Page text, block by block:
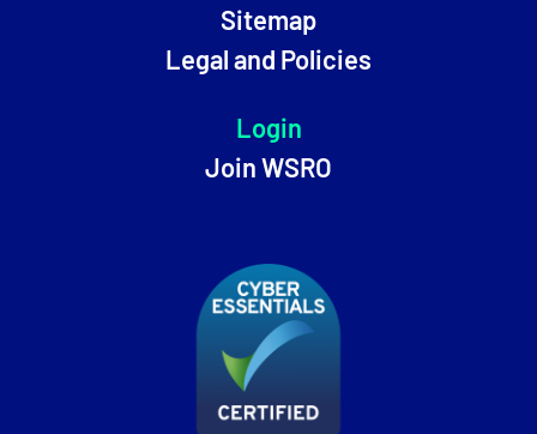
Sitemap
Legal and Policies
Login
Join WSRO